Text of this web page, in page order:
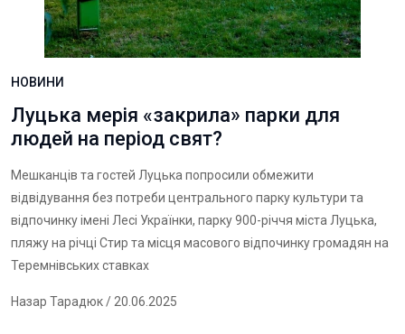
НОВИНИ
Луцька мерія «закрила» парки для
людей на період свят?
Мешканців та гостей Луцька попросили обмежити
відвідування без потреби центрального парку культури та
відпочинку імені Лесі Українки, парку 900-річчя міста Луцька,
пляжу на річці Стир та місця масового відпочинку громадян на
Теремнівських ставках
Назар Тарадюк/ 20.06.2025